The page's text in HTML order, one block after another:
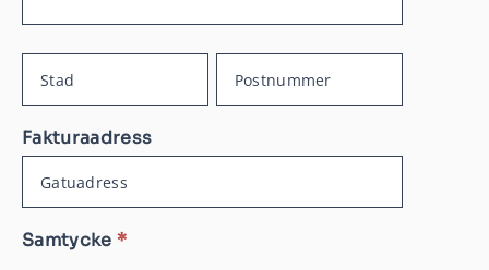
Fakturaadress
Samtycke *